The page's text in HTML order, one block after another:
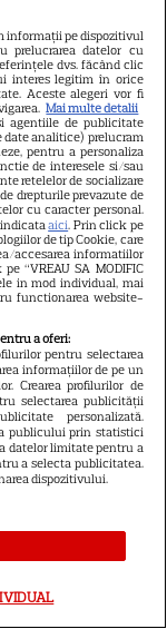
se
Marta Embid.
începută
Madrid
informații pe dispozitivul
prelucrarea datelor cu
dvs. făcând clic
interes legitim în orice
Aceste alegeri vor fi
Mai multe detalii
agentiile de publicitate
date analitice) prelucram
pentru a personaliza
de interesele si/sau
retelelor de socializare
drepturile prevazute de
cu caracter personal.
indicataaici. Prin click pe
de tip Cookie, care
accesarea informatiilor
“VREAU SA MODIFIC
in mod individual, mai
functionarea website-
a oferi:
pentru selectarea
informațiilor de pe un
Crearea profilurilor de
selectarea publicității
personalizată.
publicului prin statistici
datelor limitate pentru a
a selecta publicitatea.
dispozitivului.